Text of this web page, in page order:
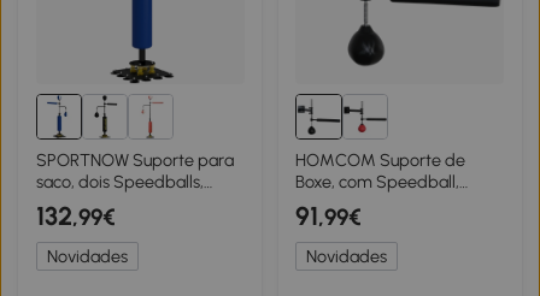
SPORTNOW Suporte para
saco, dois Speedballs,
haste giratória, almofada
de chute, altura ajustável,
aço, 107 x 36 x 140-205 cm,
Azul
132,99€
Novidades
HOMCOM Suporte de
Boxe, com Speedball,
barra de reflexo giratória,
altura regulável, dobrável,
aço, 79 x 72 x 20cm
91,99€
Novidades